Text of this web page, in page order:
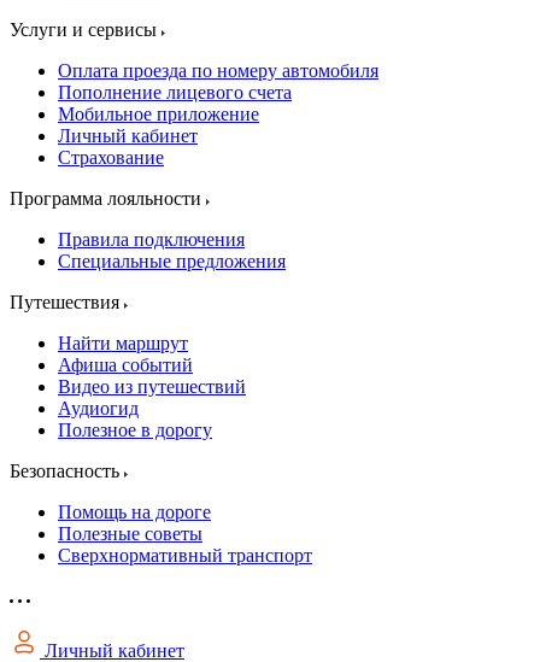
Услуги и сервисы
Оплата проезда по номеру автомобиля
Пополнение лицевого счета
Мобильное приложение
Личный кабинет
Страхование
Программа лояльности
Правила подключения
Специальные предложения
Путешествия
Найти маршрут
Афиша событий
Видео из путешествий
Аудиогид
Полезное в дорогу
Безопасность
Помощь на дороге
Полезные советы
Сверхнормативный транспорт
Личный кабинет